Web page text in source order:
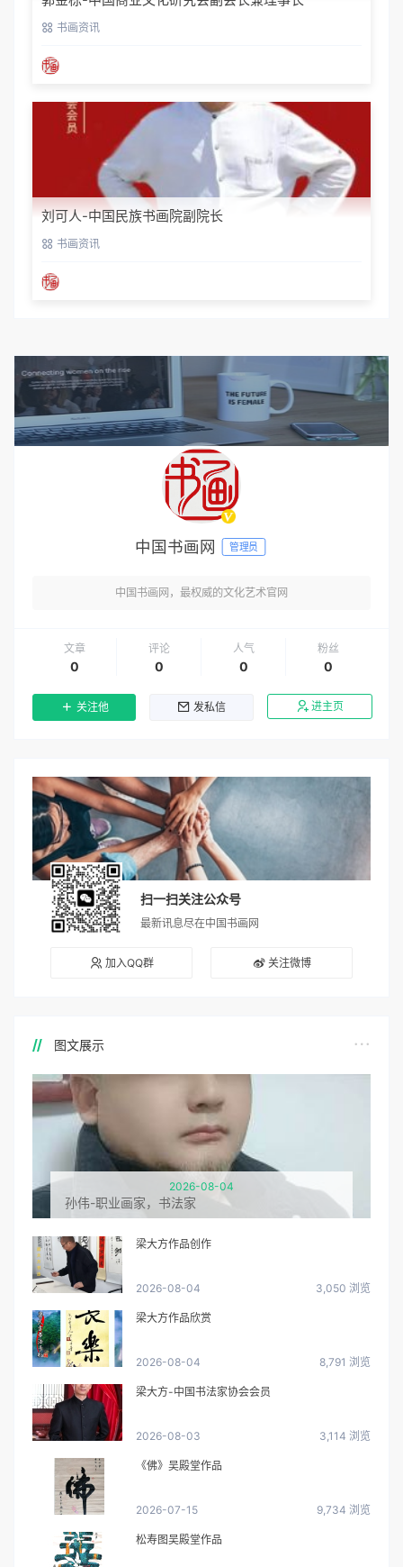
书画资讯
刘可人-中国民族书画院副院长
书画资讯
中国书画网 管理员
中国书画网，最权威的文化艺术官网
文章
0
评论
0
人气
0
粉丝
0
关注他 发私信 进主页
扫一扫关注公众号
最新讯息尽在中国书画网
加入QQ群 关注微博
图文展示
2026-08-04
孙伟-职业画家，书法家
梁大方作品创作
2026-08-04 3,050 浏览
梁大方作品欣赏
2026-08-04 8,791 浏览
梁大方-中国书法家协会会员
2026-08-03 3,114 浏览
《佛》吴殿堂作品
2026-07-15 9,734 浏览
松寿图吴殿堂作品